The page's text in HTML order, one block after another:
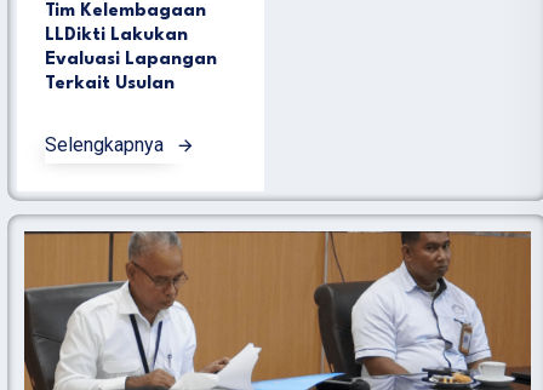
Tim Kelembagaan
LLDikti Lakukan
Evaluasi Lapangan
Terkait Usulan
Selengkapnya